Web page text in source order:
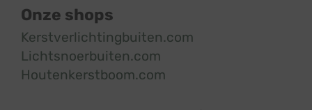
Onze shops
Kerstverlichtingbuiten.com
Lichtsnoerbuiten.com
Houtenkerstboom.com